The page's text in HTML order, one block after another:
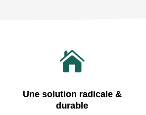

Une solution radicale &
durable